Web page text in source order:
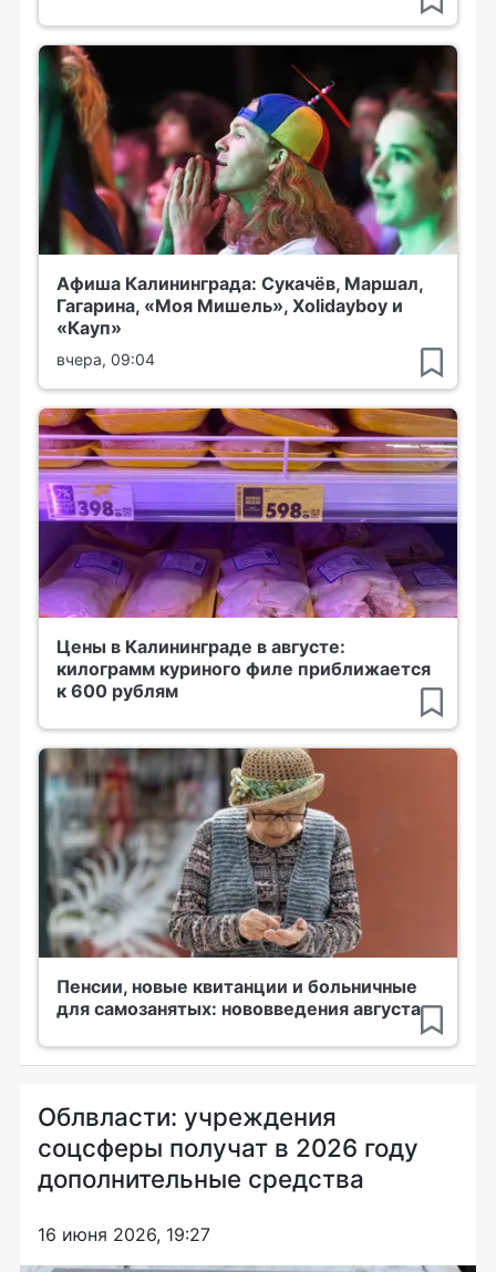
Афиша Калининграда: Сукачёв, Маршал,
Гагарина, «Моя Мишель», Xolidayboy и
«Кауп»
вчера, 09:04
Цены в Калининграде в августе:
килограмм куриного филе приближается
к 600 рублям
Пенсии, новые квитанции и больничные
для самозанятых: нововведения августа
Облвласти: учреждения
соцсферы получат в 2026 году
дополнительные средства
16 июня 2026, 19:27